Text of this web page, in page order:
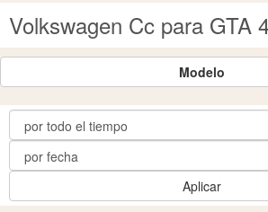
Volkswagen Cc para GTA
Modelo
Aplicar